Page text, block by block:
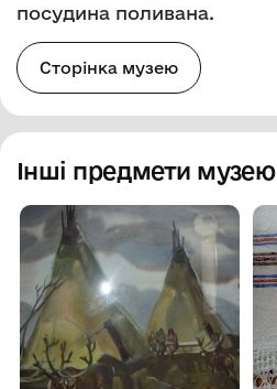
посудина поливана.
Сторінка музею
Інші предмети музею